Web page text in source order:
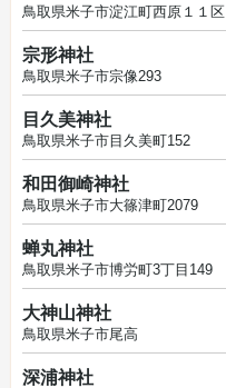
鳥取県米子市淀江町西原１１区
宗形神社
鳥取県米子市宗像293
目久美神社
鳥取県米子市目久美町152
和田御崎神社
鳥取県米子市大篠津町2079
蝉丸神社
鳥取県米子市博労町3丁目149
大神山神社
鳥取県米子市尾高
深浦神社